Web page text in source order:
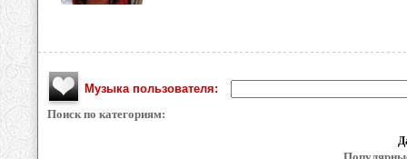
Музыка пользователя:
Поиск по категориям: